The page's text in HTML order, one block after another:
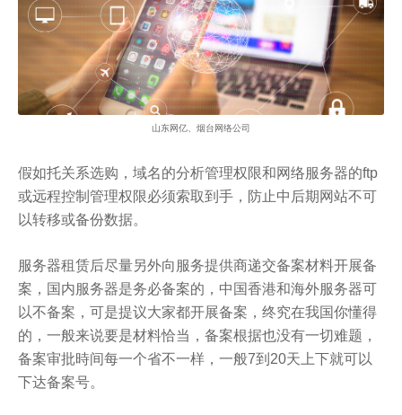
山东网亿、烟台网络公司
假如托关系选购，域名的分析管理权限和网络服务器的ftp
或远程控制管理权限必须索取到手，防止中后期网站不可
以转移或备份数据。
服务器租赁后尽量另外向服务提供商递交备案材料开展备
案，国内服务器是务必备案的，中国香港和海外服务器可
以不备案，可是提议大家都开展备案，终究在我国你懂得
的，一般来说要是材料恰当，备案根据也没有一切难题，
备案审批時间每一个省不一样，一般7到20天上下就可以
下达备案号。